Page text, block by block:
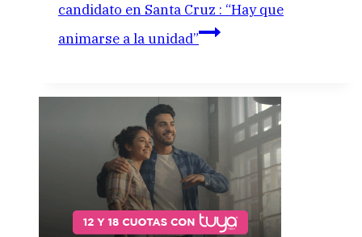
candidato en Santa Cruz : “Hay que
animarse a la unidad”